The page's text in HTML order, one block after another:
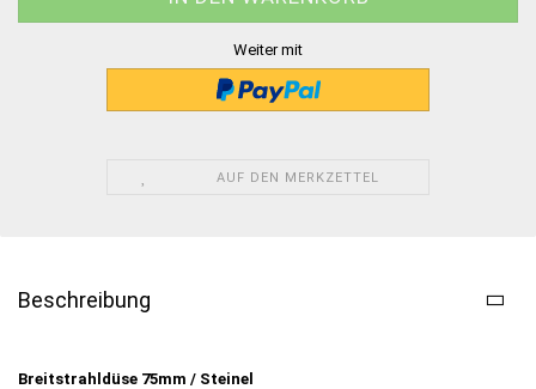
Weiter mit
AUF DEN MERKZETTEL
Beschreibung
Breitstrahldüse 75mm / Steinel